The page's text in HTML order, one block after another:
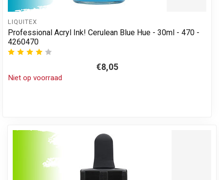
LIQUITEX
Professional Acryl Ink! Cerulean Blue Hue - 30ml - 470 -
4260470
€8,05
Niet op voorraad